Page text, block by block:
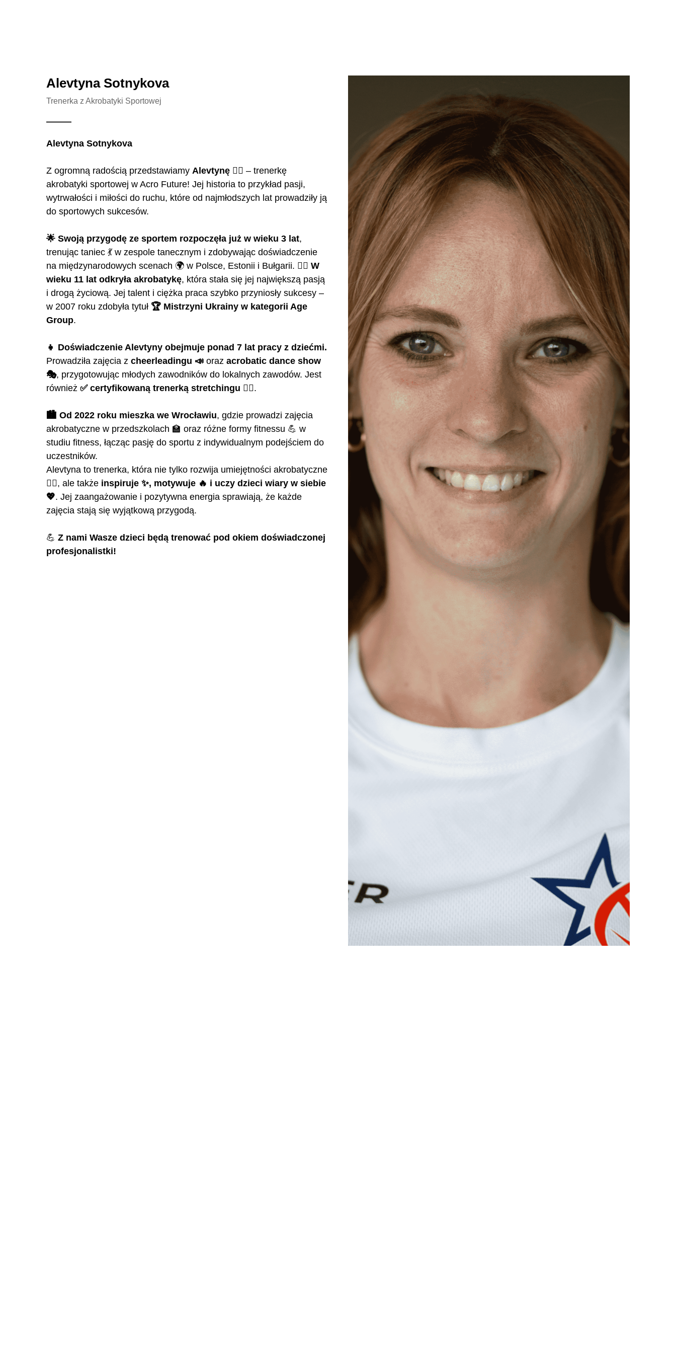
Alevtyna Sotnykova
Trenerka z Akrobatyki Sportowej
Alevtyna Sotnykova
Z ogromną radością przedstawiamy Alevtynę 🤸‍♀️ – trenerkę
akrobatyki sportowej w Acro Future! Jej historia to przykład pasji,
wytrwałości i miłości do ruchu, które od najmłodszych lat prowadziły ją
do sportowych sukcesów.
🌟 Swoją przygodę ze sportem rozpoczęła już w wieku 3 lat,
trenując taniec 💃 w zespole tanecznym i zdobywając doświadczenie
na międzynarodowych scenach 🌍 w Polsce, Estonii i Bułgarii. 🤸‍♀️ W
wieku 11 lat odkryła akrobatykę, która stała się jej największą pasją
i drogą życiową. Jej talent i ciężka praca szybko przyniosły sukcesy –
w 2007 roku zdobyła tytuł 🏆 Mistrzyni Ukrainy w kategorii Age
Group.
👧 Doświadczenie Alevtyny obejmuje ponad 7 lat pracy z dziećmi.
Prowadziła zajęcia z cheerleadingu 📣 oraz acrobatic dance show
🎭, przygotowując młodych zawodników do lokalnych zawodów. Jest
również ✅ certyfikowaną trenerką stretchingu 🧘‍♀️.
🏙️ Od 2022 roku mieszka we Wrocławiu, gdzie prowadzi zajęcia
akrobatyczne w przedszkolach 🏫 oraz różne formy fitnessu 💪 w
studiu fitness, łącząc pasję do sportu z indywidualnym podejściem do
uczestników.
Alevtyna to trenerka, która nie tylko rozwija umiejętności akrobatyczne
🤸‍♂️, ale także inspiruje ✨, motywuje 🔥 i uczy dzieci wiary w siebie
💖. Jej zaangażowanie i pozytywna energia sprawiają, że każde
zajęcia stają się wyjątkową przygodą.
💪 Z nami Wasze dzieci będą trenować pod okiem doświadczonej
profesjonalistki!